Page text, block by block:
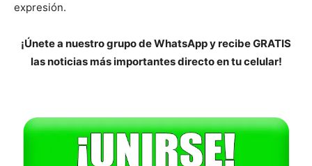
expresión.
¡Únete a nuestro grupo de WhatsApp y recibe GRATIS
las noticias más importantes directo en tu celular!